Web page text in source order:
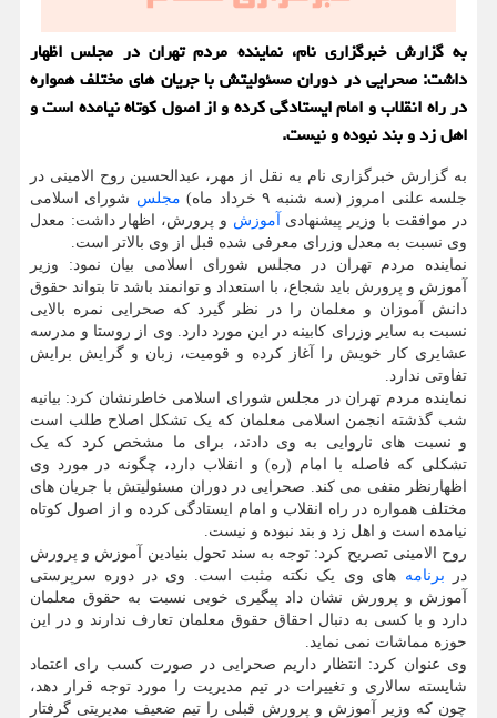
به گزارش خبرگزاری نام، نماینده مردم تهران در مجلس اظهار
داشت: صحرایی در دوران مسئولیتش با جریان های مختلف همواره
در راه انقلاب و امام ایستادگی کرده و از اصول کوتاه نیامده است و
اهل زد و بند نبوده و نیست.
به گزارش خبرگزاری نام به نقل از مهر، عبدالحسین روح الامینی در
جلسه علنی امروز (سه شنبه ۹ خرداد ماه)
مجلس شورای اسلامی
در موافقت با وزیر پیشنهادی آموزش و پرورش، اظهار داشت: معدل
وی نسبت به معدل وزرای معرفی شده قبل از وی بالاتر است.
نماینده مردم تهران در مجلس شورای اسلامی بیان نمود: وزیر
آموزش و پرورش باید شجاع، با استعداد و توانمند باشد تا بتواند حقوق
دانش آموزان و معلمان را در نظر گیرد که صحرایی نمره بالایی
نسبت به سایر وزرای کابینه در این مورد دارد. وی از روستا و مدرسه
عشایری کار خویش را آغاز کرده و قومیت، زبان و گرایش برایش
تفاوتی ندارد.
نماینده مردم تهران در مجلس شورای اسلامی خاطرنشان کرد: بیانیه
شب گذشته انجمن اسلامی معلمان که یک تشکل اصلاح طلب است
و نسبت های ناروایی به وی دادند، برای ما مشخص کرد که یک
تشکلی که فاصله با امام (ره) و انقلاب دارد، چگونه در مورد وی
اظهارنظر منفی می کند. صحرایی در دوران مسئولیتش با جریان های
مختلف همواره در راه انقلاب و امام ایستادگی کرده و از اصول کوتاه
نیامده است و اهل زد و بند نبوده و نیست.
روح الامینی تصریح کرد: توجه به سند تحول بنیادین آموزش و پرورش
در برنامه های وی یک نکته مثبت است. وی در دوره سرپرستی
آموزش و پرورش نشان داد پیگیری خوبی نسبت به حقوق معلمان
دارد و با کسی به دنبال احقاق حقوق معلمان تعارف ندارند و در این
حوزه مماشات نمی نماید.
وی عنوان کرد: انتظار داریم صحرایی در صورت کسب رای اعتماد
شایسته سالاری و تغییرات در تیم مدیریت را مورد توجه قرار دهد،
چون که وزیر آموزش و پرورش قبلی را تیم ضعیف مدیریتی گرفتار